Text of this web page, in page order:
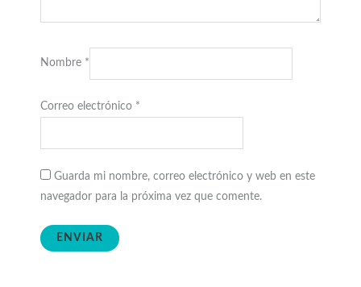
Nombre *
Correo electrónico *
Guarda mi nombre, correo electrónico y web en este
navegador para la próxima vez que comente.